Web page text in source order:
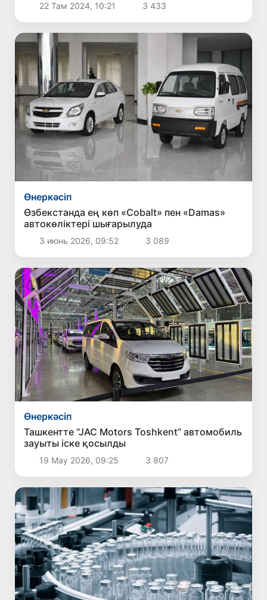
22 Там 2024, 10:21 3 433
Өнеркәсіп
Өзбекстанда ең көп «Cobalt» пен «Damas»
автокөліктері шығарылуда
3 июнь 2026, 09:52 3 089
Өнеркәсіп
Ташкентте “JAC Motors Toshkent” автомобиль
зауыты іске қосылды
19 Мау 2026, 09:25 3 807